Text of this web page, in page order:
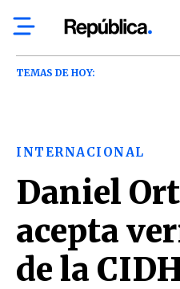
TEMAS DE HOY:
INTERNACIONAL
Daniel
acepta
de la